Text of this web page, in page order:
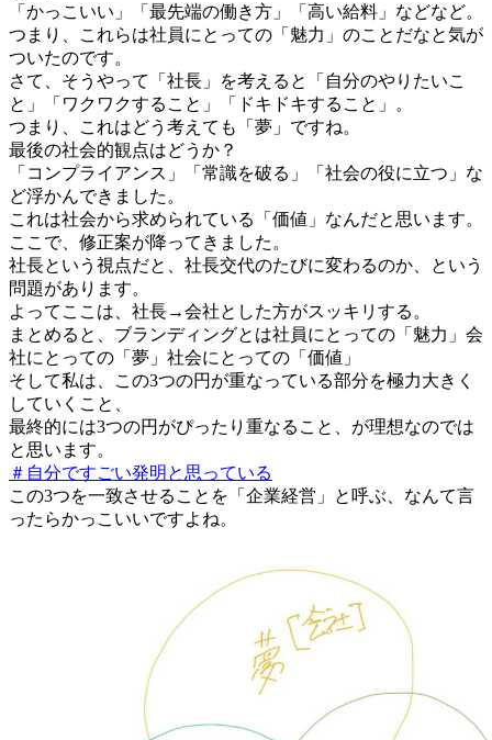
「かっこいい」「最先端の働き方」「高い給料」などなど。
つまり、これらは社員にとっての「魅力」のことだなと気が
ついたのです。
さて、そうやって「社長」を考えると「自分のやりたいこ
と」「ワクワクすること」「ドキドキすること」。
つまり、これはどう考えても「夢」ですね。
最後の社会的観点はどうか？
「コンプライアンス」「常識を破る」「社会の役に立つ」な
ど浮かんできました。
これは社会から求められている「価値」なんだと思います。
ここで、修正案が降ってきました。
社長という視点だと、社長交代のたびに変わるのか、という
問題があります。
よってここは、社長→会社とした方がスッキリする。
まとめると、ブランディングとは社員にとっての「魅力」会
社にとっての「夢」社会にとっての「価値」
そして私は、この3つの円が重なっている部分を極力大きく
していくこと、
最終的には3つの円がぴったり重なること、が理想なのでは
と思います。
＃自分ですごい発明と思っている
この3つを一致させることを「企業経営」と呼ぶ、なんて言
ったらかっこいいですよね。